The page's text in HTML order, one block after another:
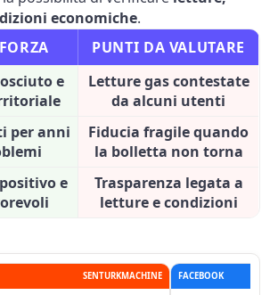
economiche.
PUNTI DA VALUTARE
e
Letture gas contestate
da alcuni utenti
per anni
Fiducia fragile quando
la bolletta non torna
e
Trasparenza legata a
letture e condizioni
SENTURKMACHINE FACEBOOK